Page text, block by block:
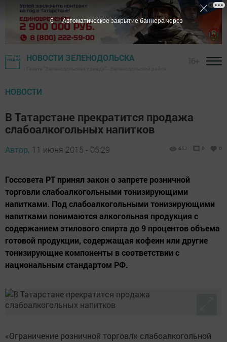
НОВОСТИ ЗЕЛЕНОДОЛЬСКА
НОВОСТИ
В Татарстане прекратится продажа
слабоалкогольных напитков
Автор, 11 июня 2015 - 05:29 652 0 0
Госсовета РТ принял закон о запрете розничной
торговли слабоалкогольными тонизирующими
напитками. Под слабоалкогольными тонизирующими
напитками понимаются алкогольная продукция с
содержанием этилового спирта до 9 процентов объема
готовой продукции, содержащая кофеин или другие
тонизирующие компоненты в соответствии с
национальным стандартом РФ.
«Ограничение розничной торговли слабоалкогольной
5 Автоматическое закрытие баннера через